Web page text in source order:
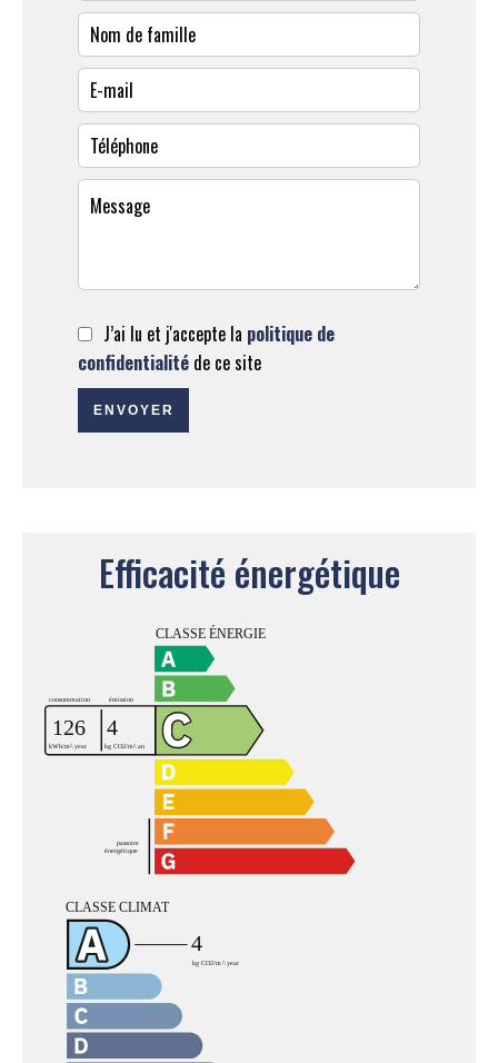
J’ai lu et j'accepte la politique de
confidentialité de ce site
ENVOYER
Efficacité énergétique